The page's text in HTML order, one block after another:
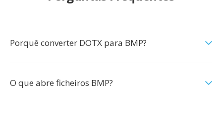
Porquê converter DOTX para BMP?
O que abre ficheiros BMP?